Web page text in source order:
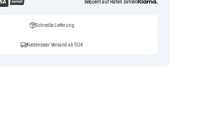
Schnelle Lieferung
Kostenloser Versand ab 50€